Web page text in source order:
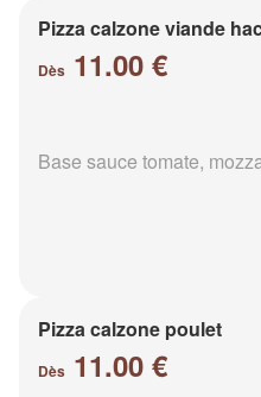
Pizza calzone viande
Dès 11.00 €
Base sauce tomate,
Pizza calzone poulet
Dès 11.00 €